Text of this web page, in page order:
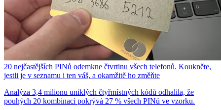
20 nejčastějších PINů odemkne čtvrtinu všech telefonů. Koukněte,
jestli je v seznamu i ten váš, a okamžitě ho změňte
Analýza 3,4 milionu uniklých čtyřmístných kódů odhalila, že
pouhých 20 kombinací pokrývá 27 % všech PINů ve vzorku.